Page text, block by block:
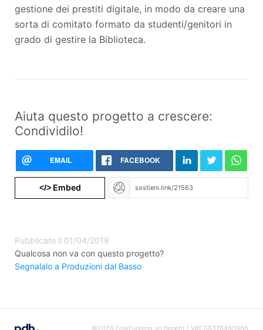
gestione dei prestiti digitale, in modo da creare una
sorta di comitato formato da studenti/genitori in
grado di gestire la Biblioteca.
Aiuta questo progetto a crescere:
Condividilo!
EMAIL FACEBOOK
</>Embed
Pubblicato il 01/04/2019
Qualcosa non va con questo progetto?
Segnalalo a Produzioni dal Basso
©2026 FolkFunding srl Benefit | VAT 08378490968